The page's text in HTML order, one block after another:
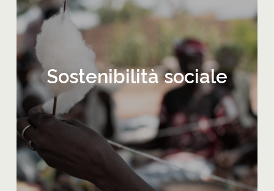
Sostenibilità sociale